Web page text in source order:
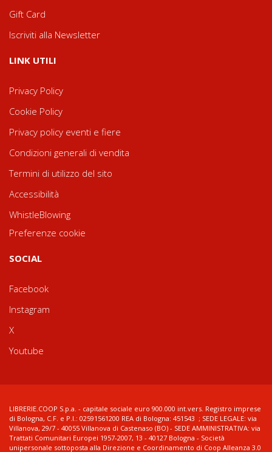
Gift Card
Iscriviti alla Newsletter
LINK UTILI
Privacy Policy
Cookie Policy
Privacy policy eventi e fiere
Condizioni generali di vendita
Termini di utilizzo del sito
Accessibilità
WhistleBlowing
Preferenze cookie
SOCIAL
Facebook
Instagram
X
Youtube
LIBRERIE.COOP S.p.a. - capitale sociale euro 900.000 int.vers. Registro imprese
di Bologna, C.F. e P.I.: 02591561200 REA di Bologna: 451543 ; SEDE LEGALE: via
Villanova, 29/7 - 40055 Villanova di Castenaso (BO) - SEDE AMMINISTRATIVA: via
Trattati Comunitari Europei 1957-2007, 13 - 40127 Bologna - Società
unipersonale sottoposta alla Direzione e Coordinamento di Coop Alleanza 3.0